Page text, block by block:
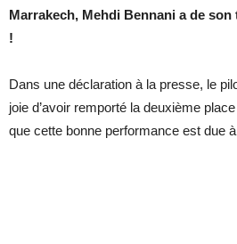
Marrakech, Mehdi Bennani a de
!
Dans une déclaration à la presse, le
joie d’avoir remporté la deuxième
que cette bonne performance est due